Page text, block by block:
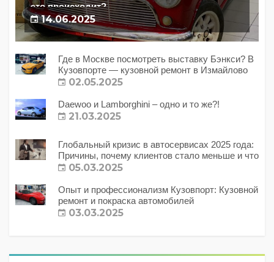
это происходит?
14.06.2025
Где в Москве посмотреть выставку Бэнкси? В
Кузовпорте — кузовной ремонт в Измайлово
02.05.2025
Daewoo и Lamborghini – одно и то же?!
21.03.2025
Глобальный кризис в автосервисах 2025 года:
Причины, почему клиентов стало меньше и что
с этим делать?
05.03.2025
Опыт и профессионализм Кузовпорт: Кузовной
ремонт и покраска автомобилей
03.03.2025